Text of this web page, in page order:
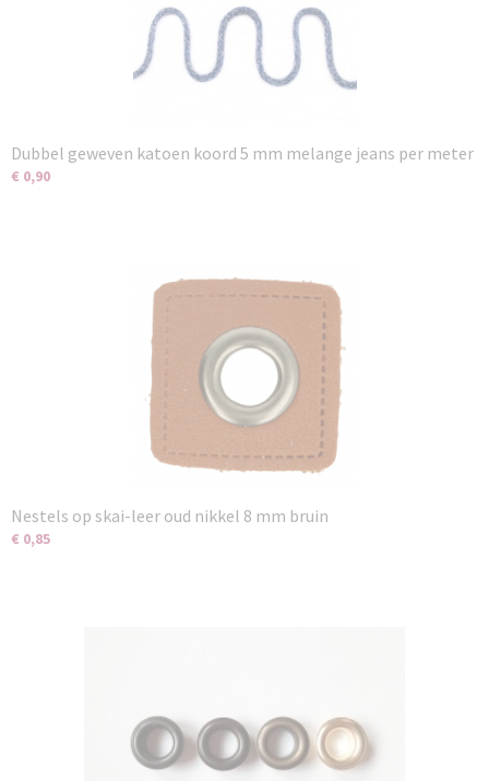
Dubbel geweven katoen koord 5 mm melange jeans per meter
€ 0,90
Nestels op skai-leer oud nikkel 8 mm bruin
€ 0,85